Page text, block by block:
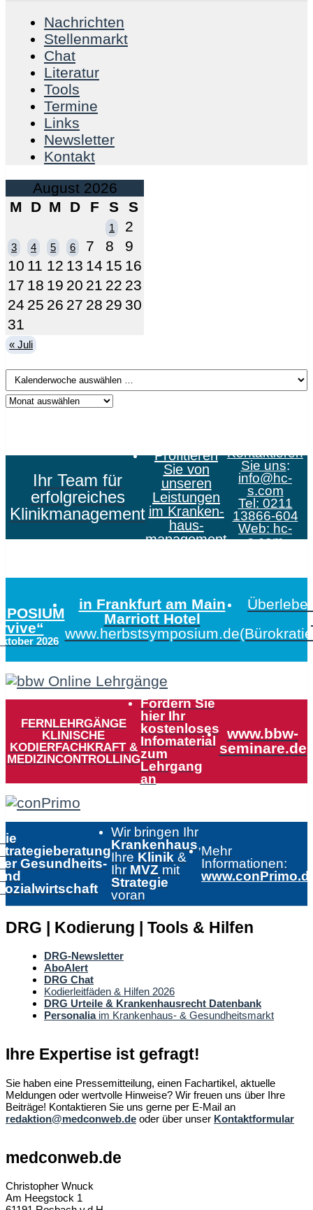
Nachrichten
Stellenmarkt
Chat
Literatur
Tools
Termine
Links
Newsletter
Kontakt
August 2026
M
D M D F S S
1 2
3 4 5 6 7 8
9
10 11 12 13 14 15 16
17 18 19 20 21 22 23
24 25 26 27 28 29 30
31
« Juli
Ihr Team für
erfolgreiches
Klinikmanagement
Profitieren
Sie von
unseren
Leistungen
im Kranken­
haus­
management
Kontaktieren
Sie uns:
info@hc-
s.com
Tel: 0211
13866-604
Web: hc-
s.com
2026
in Frankfurt am Main
Marriott Hotel
www.herbstsymposium.de
FERNLEHRGÄNGE
KLINISCHE
KODIERFACHKRAFT &
MEDIZINCONTROLLING
Fordern Sie
hier Ihr
kostenloses
Infomaterial
zum
Lehrgang
an
www.bbw-
seminare.de
Gesundheits-
Wir bringen Ihr
Krankenhaus,
Ihre Klinik &
Ihr MVZ mit
Strategie
voran
Mehr
Informationen:
DRG | Kodierung | Tools & Hilfen
DRG-Newsletter
AboAlert
DRG Chat
Kodierleitfäden & Hilfen 2026
DRG Urteile & Krankenhausrecht Datenbank
Personaliaim Krankenhaus- & Gesundheitsmarkt
Ihre Expertise ist gefragt!
Sie haben eine Pressemitteilung, einen Fachartikel, aktuelle
Meldungen oder wertvolle Hinweise? Wir freuen uns über Ihre
Beiträge! Kontaktieren Sie uns gerne per E-Mail an
redaktion@medconweb.de oder über unser Kontaktformular
medconweb.de
Christopher Wnuck
Am Heegstock 1